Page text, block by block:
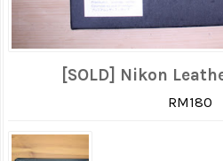
[SOLD] Nikon
RM180